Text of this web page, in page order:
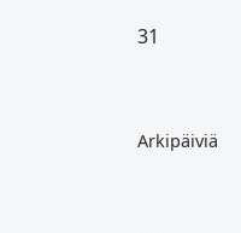
31
Arkipäiviä